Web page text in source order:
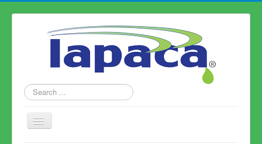
Search
...
Toggle
Navigation